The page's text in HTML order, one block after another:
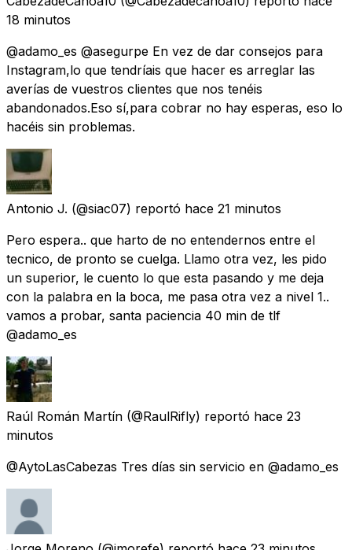
18 minutos
@adamo_es @asegurpe En vez de dar consejos para
Instagram,lo que tendríais que hacer es arreglar las
averías de vuestros clientes que nos tenéis
abandonados.Eso sí,para cobrar no hay esperas, eso lo
hacéis sin problemas.
Antonio J. (@siac07) reportó hace 21 minutos
Pero espera.. que harto de no entendernos entre el
tecnico, de pronto se cuelga. Llamo otra vez, les pido
un superior, le cuento lo que esta pasando y me deja
con la palabra en la boca, me pasa otra vez a nivel 1..
vamos a probar, santa paciencia 40 min de tlf
@adamo_es
Raúl Román Martín (@RaulRifly) reportó hace 23
minutos
@AytoLasCabezas Tres días sin servicio en @adamo_es